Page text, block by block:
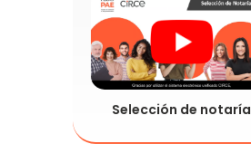
Selección de notaría